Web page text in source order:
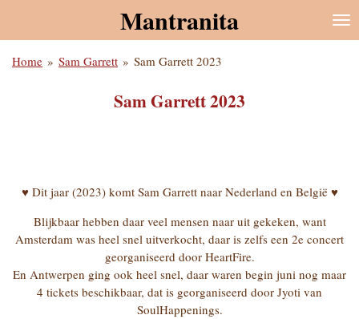
de
Mantranita
Home » Sam Garrett » Sam Garrett 2023
Sam Garrett 2023
♥ Dit jaar (2023) komt Sam Garrett naar Nederland en België ♥
Blijkbaar hebben daar veel mensen naar uit gekeken, want
Amsterdam was heel snel uitverkocht, daar is zelfs een 2e concert
georganiseerd door HeartFire.
En Antwerpen ging ook heel snel, daar waren begin juni nog maar
4 tickets beschikbaar, dat is georganiseerd door Jyoti van
SoulHappenings.